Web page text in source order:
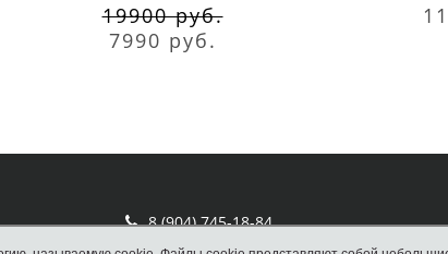
19900 руб.
7990 руб.
8 (904) 745-18-84
Отдел продаж Converse